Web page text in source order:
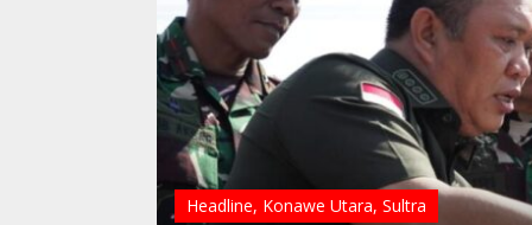
Headline, Konawe Utara, Sultra